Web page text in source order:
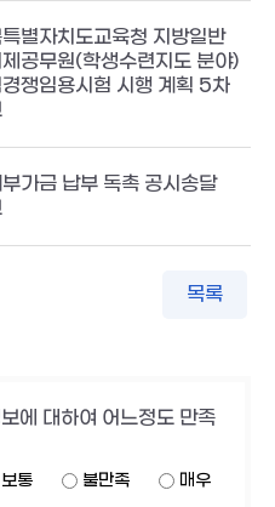
별자치도교육청 지방일반
공무원(학생수련지도 분야)
쟁임용시험 시행 계획 5차
가금 납부 독촉 공시송달
목록
에 대하여 어느정도 만족
보통 불만족
매우